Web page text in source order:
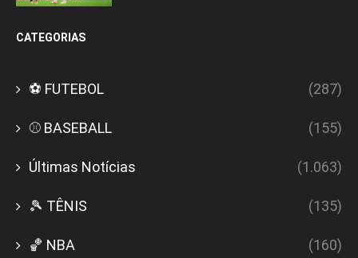
CATEGORIAS
⚽ FUTEBOL (287)
⚾ BASEBALL (155)
Últimas Notícias (1.063)
🎾 TÊNIS (135)
🏀 NBA (160)